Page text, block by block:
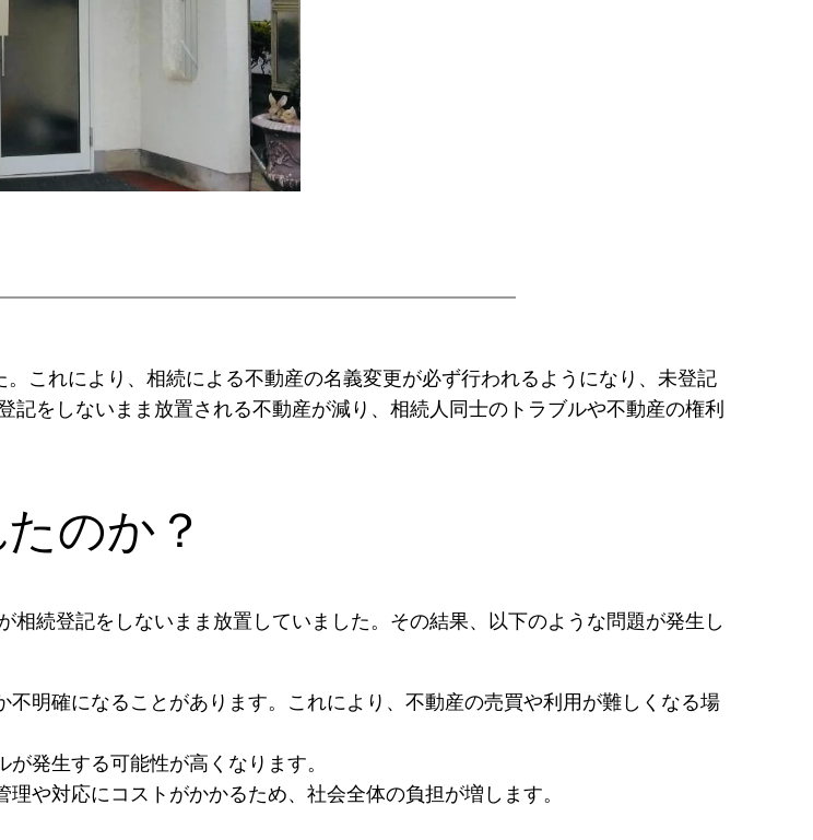
これにより、相続による不動産の名義変更が必ず行われるようになり、未登記
をしないまま放置される不動産が減り、相続人同士のトラブルや不動産の権利
のか？
続登記をしないまま放置していました。その結果、以下のような問題が発生し
明確になることがあります。これにより、不動産の売買や利用が難しくなる場
発生する可能性が高くなります。
や対応にコストがかかるため、社会全体の負担が増します。